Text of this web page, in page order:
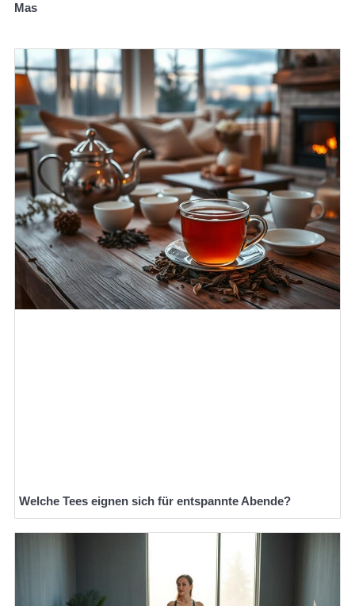
Mas
Welche Tees eignen sich für entspannte Abende?